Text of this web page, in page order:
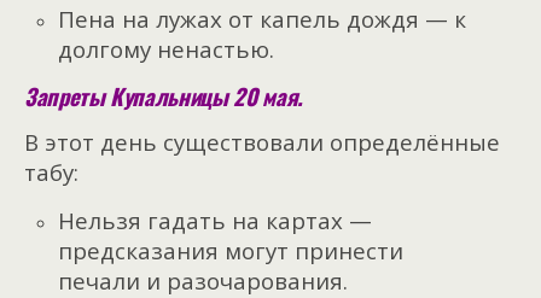
Пена на лужах от капель дождя — к
долгому ненастью.
Запреты Купальницы 20 мая.
В этот день существовали определённые
табу:
Нельзя гадать на картах —
предсказания могут принести
печали и разочарования.